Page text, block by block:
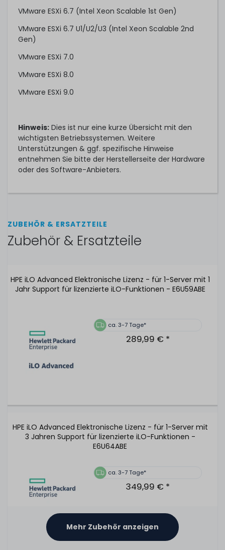
VMware ESXi 6.7 (Intel Xeon Scalable 1st Gen)
VMware ESXi 6.7 U1/U2/U3 (Intel Xeon Scalable 2nd
Gen)
VMware ESXi 7.0
VMware ESXi 8.0
VMware ESXi 9.0
Hinweis: Dies ist nur eine kurze Übersicht mit den
wichtigsten Betriebssystemen. Weitere
Unterstützungen & ggf. spezifische Hinweise
entnehmen Sie bitte der Herstellerseite der Hardware
oder des Software-Anbieters.
ZUBEHÖR & ERSATZTEILE
Zubehör & Ersatzteile
HPE iLO Advanced Elektronische Lizenz - für 1-Server mit 1
Jahr Support für lizenzierte iLO-Funktionen - E6U59ABE
ca. 3-7 Tage*
289,99 € *
HPE iLO Advanced Elektronische Lizenz - für 1-Server mit
3 Jahren Support für lizenzierte iLO-Funktionen -
E6U64ABE
ca. 3-7 Tage*
349,99 € *
Mehr Zubehör anzeigen